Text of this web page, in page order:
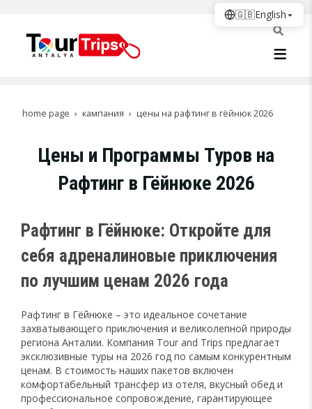
home page кампания цены на рафтинг в гёйнюк 2026
Цены и Программы Туров на
Рафтинг в Гёйнюке 2026
Рафтинг в Гёйнюке: Откройте для
себя адреналиновые приключения
по лучшим ценам 2026 года
Рафтинг в Гёйнюке – это идеальное сочетание
захватывающего приключения и великолепной природы
региона Анталии. Компания Tour and Trips предлагает
эксклюзивные туры на 2026 год по самым конкурентным
ценам. В стоимость наших пакетов включен
комфортабельный трансфер из отеля, вкусный обед и
профессиональное сопровождение, гарантирующее
🇬🇧English